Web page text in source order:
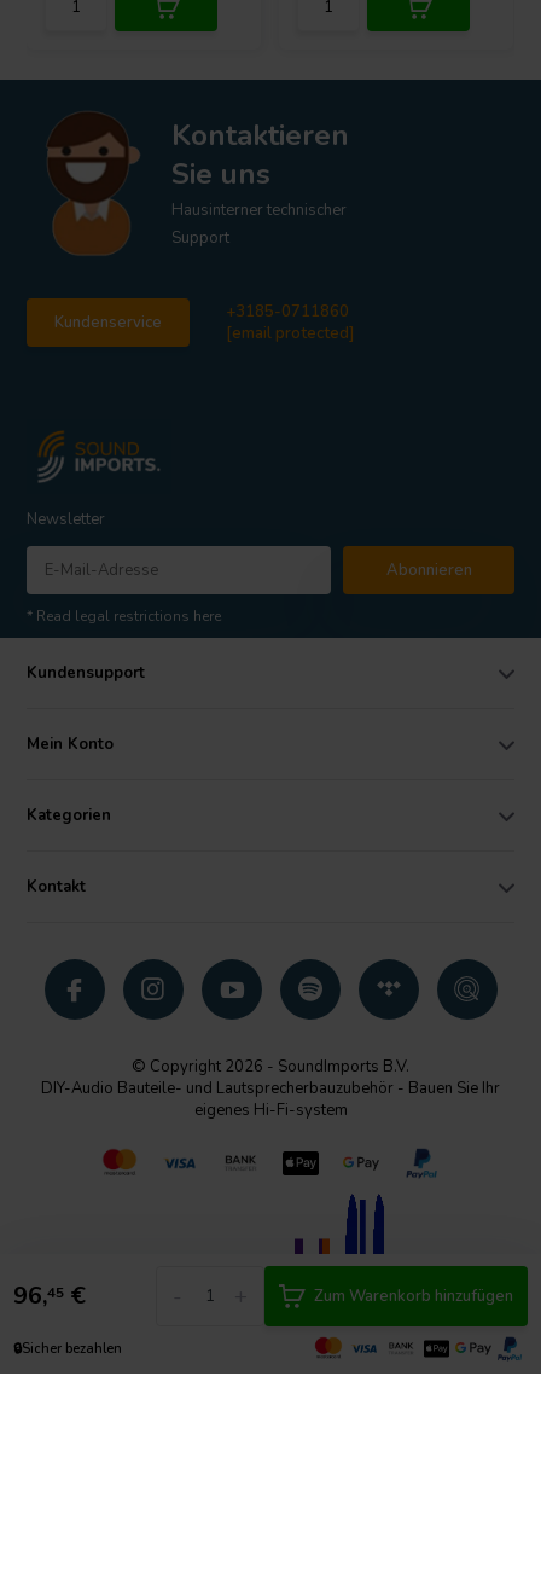
96,45 € Zum Warenkorb hinzufügen
🔒Sicher bezahlen
Kontaktieren
Sie uns
Hausinterner technischer
Support
Kundenservice
+3185-0711860
[email protected]
Newsletter
Abonnieren
* Read legal restrictions here
Kundensupport
Mein Konto
Kategorien
Kontakt
© Copyright 2026 - SoundImports B.V.
DIY-Audio Bauteile- und Lautsprecherbauzubehör - Bauen Sie Ihr
eigenes Hi-Fi-system